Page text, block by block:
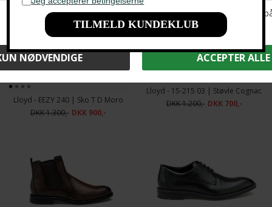
Lloyd - EEZY 240 | Sko T D Moro
DKK 1.300,- DKK 900,-
Lloyd - 15-215 03 | Støvle Cognac
DKK 1.200,- DKK 700,-